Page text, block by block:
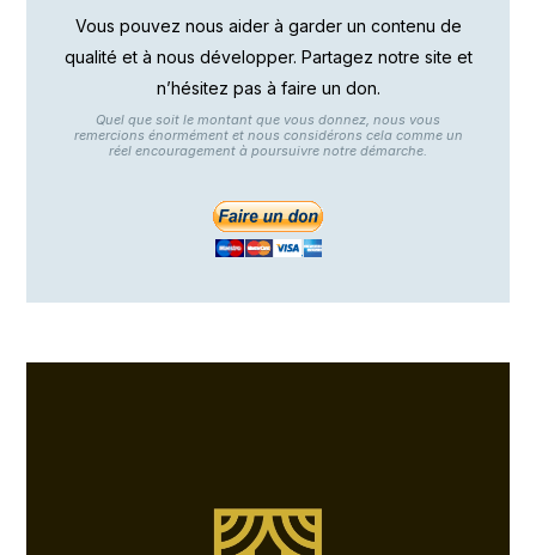
Vous pouvez nous aider à garder un contenu de
qualité et à nous développer. Partagez notre site et
n’hésitez pas à faire un don.
Quel que soit le montant que vous donnez, nous vous
remercions énormément et nous considérons cela comme un
réel encouragement à poursuivre notre démarche.